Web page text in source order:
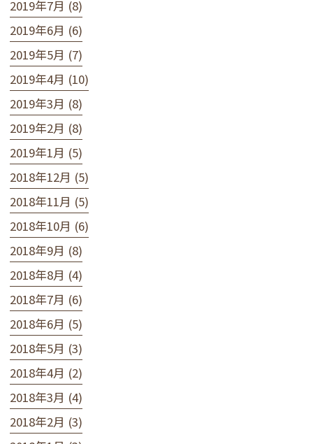
2019年7月 (8)
2019年6月 (6)
2019年5月 (7)
2019年4月 (10)
2019年3月 (8)
2019年2月 (8)
2019年1月 (5)
2018年12月 (5)
2018年11月 (5)
2018年10月 (6)
2018年9月 (8)
2018年8月 (4)
2018年7月 (6)
2018年6月 (5)
2018年5月 (3)
2018年4月 (2)
2018年3月 (4)
2018年2月 (3)